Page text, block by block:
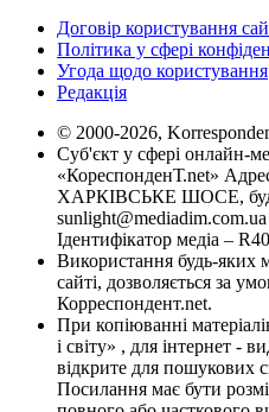
Договір користування
Політика у сфері
Угода щодо користування
Редакція
© 2000-2026,
Суб'єкт у сфері онлайн-
«КореспонденТ.net»
ХАРКІВСЬКЕ ШОСЕ,
sunlight@mediadim.com.ua
Ідентифікатор медіа –
Використання будь-яких
сайті, дозволяється за
Корреспондент.net.
При копіюванні
і світу» , для інтернет -
відкрите для пошукових
Посилання має бути